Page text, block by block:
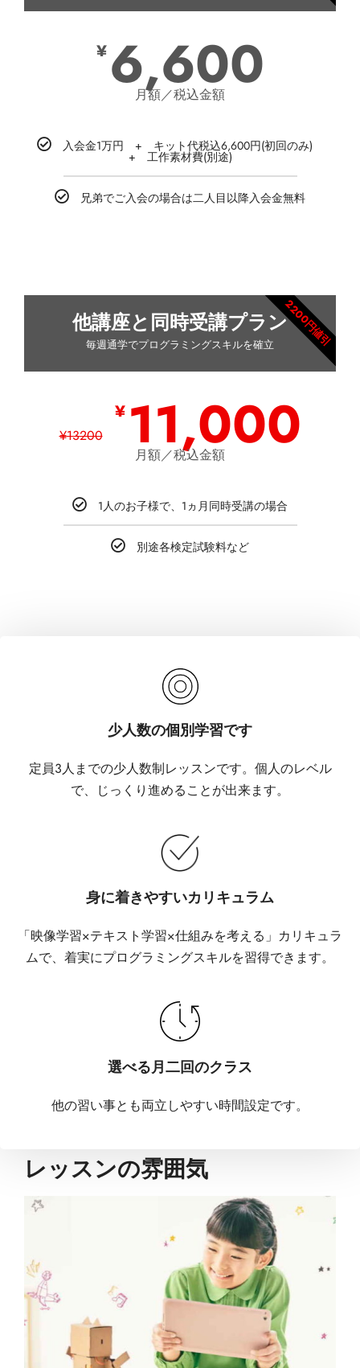
¥ 6,600
月額／税込金額
入会金1万円 + キット代税込6,600円(初回のみ)
+ 工作素材費(別途)
兄弟でご入会の場合は二人目以降入会金無料
他講座と同時受講プラン
毎週通学でプログラミングスキルを確立
¥13200
¥ 11,000
月額／税込金額
1人のお子様で、1ヵ月同時受講の場合
別途各検定試験料など
2200円値引
少人数の個別学習です
定員3人までの少人数制レッスンです。個人のレベル
で、じっくり進めることが出来ます。
身に着きやすいカリキュラム
「映像学習×テキスト学習×仕組みを考える」カリキュラ
ムで、着実にプログラミングスキルを習得できます。
選べる月二回のクラス
他の習い事とも両立しやすい時間設定です。
レッスンの雰囲気